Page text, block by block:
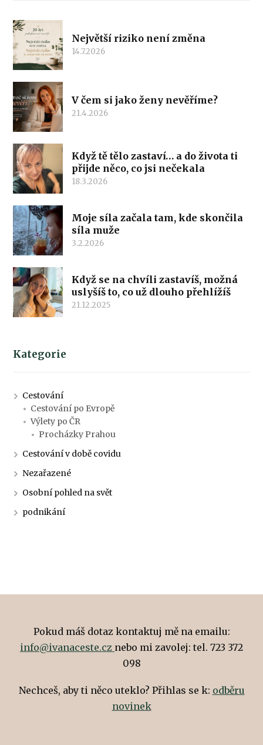
Největší riziko není změna
14.7.2026
V čem si jako ženy nevěříme?
21.4.2026
Když tě tělo zastaví… a do života ti
přijde něco, co jsi nečekala
18.3.2026
Moje síla začala tam, kde skončila
síla muže
3.2.2026
Když se na chvíli zastavíš, možná
uslyšíš to, co už dlouho přehlížíš
21.12.2025
Kategorie
Cestování
Cestování po Evropě
Výlety po ČR
Procházky Prahou
Cestování v době covidu
Nezařazené
Osobní pohled na svět
podnikání
Pokud máš dotaz kontaktuj mě na emailu:
info@ivanaceste.cz nebo mi zavolej: tel. 723 372
098
Nechceš, aby ti něco uteklo? Přihlas se k: odběru
novinek